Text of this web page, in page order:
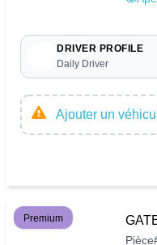
DRIVER PROFILE
Daily Driver
Ajouter un
Premium
Pièce